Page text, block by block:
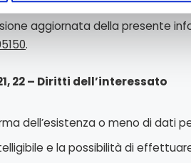
aggiornata della presente
.
21, 22 – Diritti dell’interessato
dell’esistenza o meno di dati
e la possibilità di